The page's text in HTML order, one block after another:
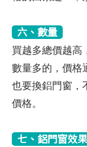
六、數量
買越多總價越高
數量多的，價格
也要換鋁門窗，
價格。
七、鋁門窗效果